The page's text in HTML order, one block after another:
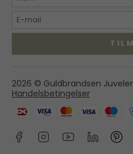
2970 Hørsholm
45 86 01 50
2026 © Guldbrandsen
Handelsbetingelser